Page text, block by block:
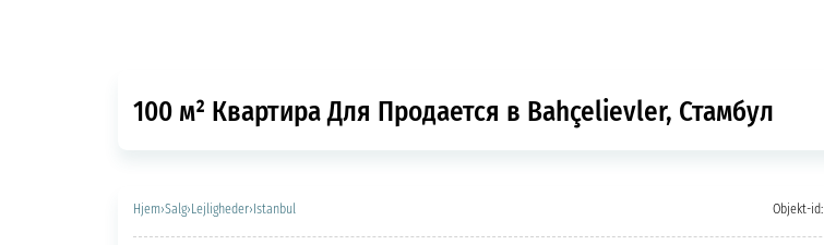
100 м² Квартира Для Продается в Bahçelievler, Стамбул
Hjem›Salg›Lejligheder›Istanbul Objekt-id: